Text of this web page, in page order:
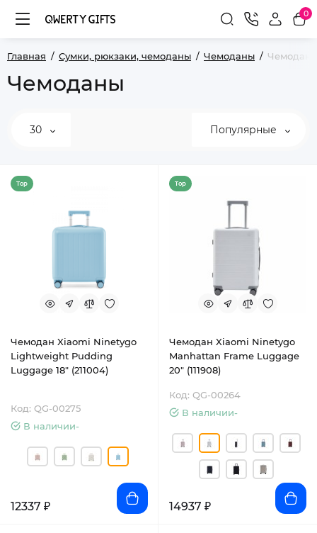
0
Главная Сумки, рюкзаки, чемоданы Чемоданы
Чемоданы
30 Популярные
Top
Чемодан Xiaomi Ninetygo
Lightweight Pudding
Luggage 18" (211004)
Код: QG-00275
В наличии-
12337 ₽
Top
Чемодан Xiaomi Ninetygo
Manhattan Frame Luggage
20" (111908)
Код: QG-00264
В наличии-
14937 ₽